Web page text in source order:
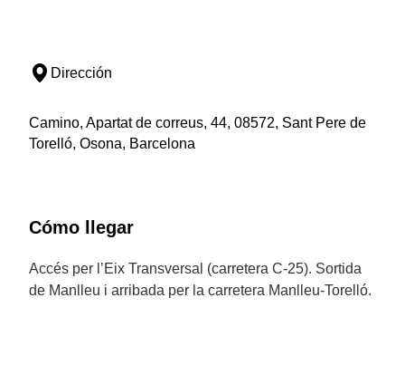
Dirección
Camino, Apartat de correus, 44, 08572, Sant Pere de
Torelló, Osona, Barcelona
Cómo llegar
Accés per l’Eix Transversal (carretera C-25). Sortida
de Manlleu i arribada per la carretera Manlleu-Torelló.